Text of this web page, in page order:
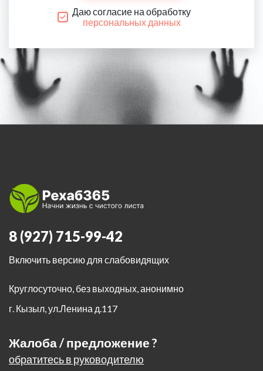
Даю согласие на обработку
персональных данных
8 (927) 715-99-42
Включить версию для слабовидящих
Круглосуточно, без выходных, анонимно
г. Кызыл,ул.Ленина д.117
Жалоба / предложение ?
обратитесь в руководителю